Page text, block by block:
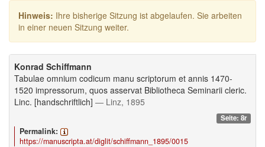
Hinweis: Ihre bisherige Sitzung ist abgelaufen. Sie arbeiten
in einer neuen Sitzung weiter.
Konrad Schiffmann
Tabulae omnium codicum manu scriptorum et annis 1470-
1520 impressorum, quos asservat Bibliotheca Seminarii cleric.
Linc. [handschriftlich] — Linz, 1895
Seite: 8r
Permalink:
https://manuscripta.at/diglit/schiffmann_1895/0015